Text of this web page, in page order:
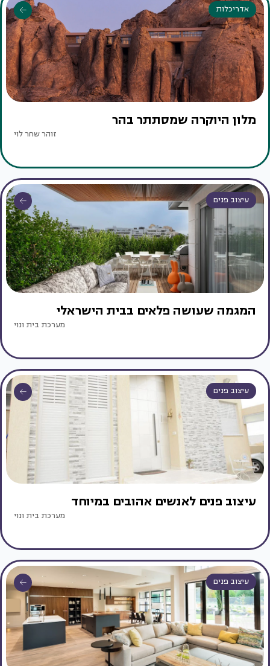
אדריכלות
מלון היוקרה שמסתתר בהר
זוהר שחר לוי
עיצוב פנים
המגמה שעושה פלאים בבית הישראלי
מערכת בית ונוי
עיצוב פנים
עיצוב פנים לאנשים אהובים במיוחד
מערכת בית ונוי
עיצוב פנים